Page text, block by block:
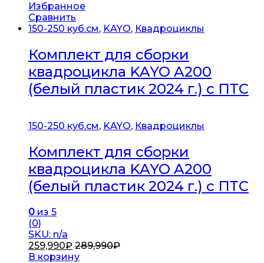
Избранное
Сравнить
150-250 куб.см, KAYO, Квадроциклы
Комплект для сборки
квадроцикла KAYO A200
(белый пластик 2024 г.) с ПТС
150-250 куб.см, KAYO, Квадроциклы
Комплект для сборки
квадроцикла KAYO A200
(белый пластик 2024 г.) с ПТС
0 из 5
(0)
SKU: n/a
259,990₽ 289,990₽
В корзину